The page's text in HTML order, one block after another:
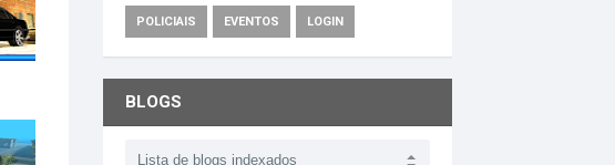
POLICIAIS EVENTOS LOGIN
BLOGS